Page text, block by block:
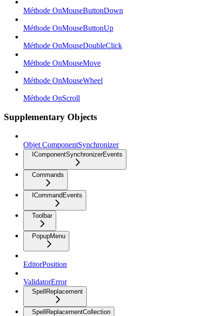
Méthode OnMouseButtonDown
Méthode OnMouseButtonUp
Méthode OnMouseDoubleClick
Méthode OnMouseMove
Méthode OnMouseWheel
Méthode OnScroll
Supplementary Objects
Objet ComponentSynchronizer
IComponentSynchronizerEvents
Commands
ICommandEvents
Toolbar
PopupMenu
EditorPosition
ValidatorError
SpellReplacement
SpellReplacementCollection